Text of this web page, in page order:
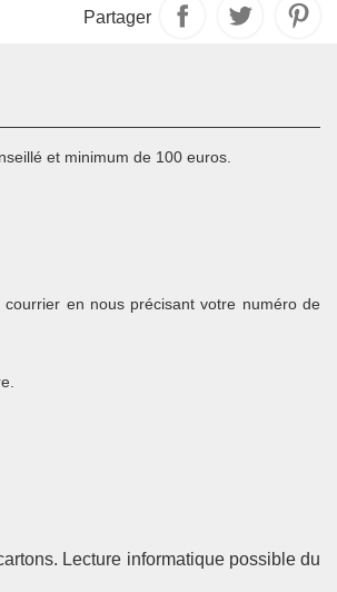
Partager
et minimum de 100 euros.
en nous précisant votre numéro de
Lecture informatique possible du